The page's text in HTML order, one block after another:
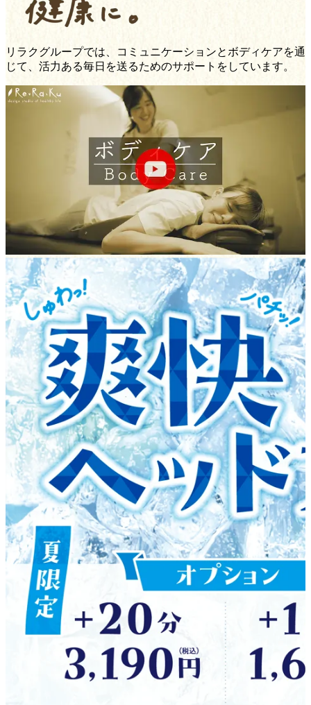
リラクグループでは、コミュニケーションとボディケアを通
じて、活力ある毎日を送るためのサポートをしています。